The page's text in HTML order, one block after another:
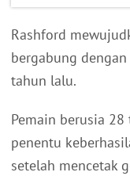
Rashford
bergabung
tahun lalu.
Pemain berusia
penentu
setelah mencetak